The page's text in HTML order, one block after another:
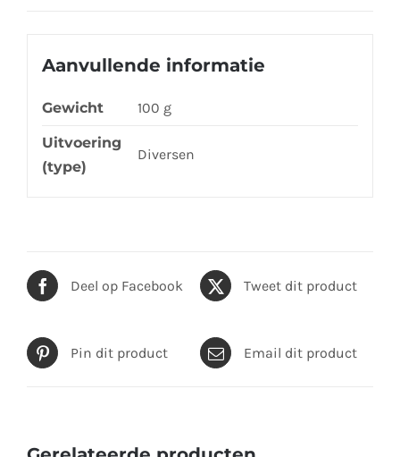
Aanvullende informatie
Gewicht 100 g
Uitvoering
(type)
Diversen
Deel op Facebook Tweet dit product
Pin dit product Email dit product